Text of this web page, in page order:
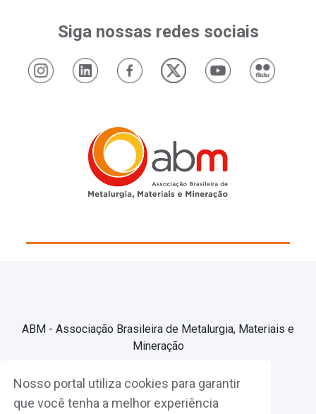
Nosso portal utiliza cookies para garantir
que você tenha a melhor experiência
Siga nossas redes sociais
ABM - Associação Brasileira de Metalurgia, Materiais e
Mineração
Associe-se